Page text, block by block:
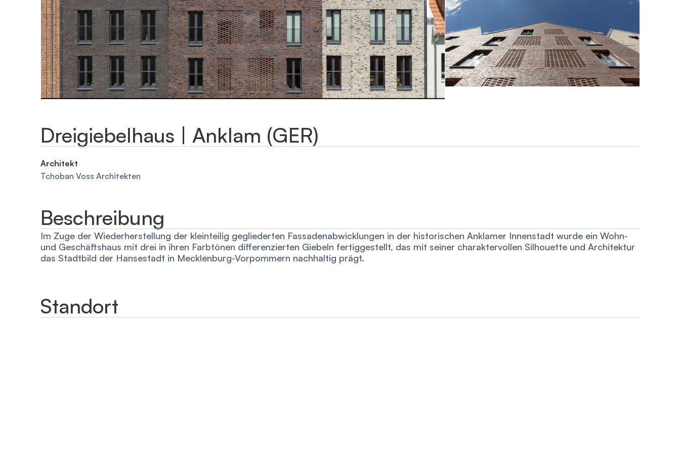
Dreigiebelhaus | Anklam (GER)
Architekt
Tchoban Voss Architekten
Beschreibung
Im Zuge der Wiederherstellung der kleinteilig gegliederten Fassadenabwicklungen in der historischen Anklamer Innenstadt wurde ein Wohn-
und Geschäftshaus mit drei in ihren Farbtönen differenzierten Giebeln fertiggestellt, das mit seiner charaktervollen Silhouette und Architektur
das Stadtbild der Hansestadt in Mecklenburg-Vorpommern nachhaltig prägt.
Standort